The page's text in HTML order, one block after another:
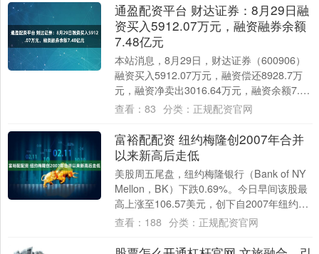
通盈配资平台 财达证券：8月29日融
资买入5912.07万元，融资融券余额
7.48亿元
本站消息，8月29日，财达证券（600906）
融资买入5912.07万元，融资偿还8928.7万
元，融资净卖出3016.64万元，融资余额7.45
亿元，近20个....
查看： 83 分类： 正规配资官网
富裕配配资 纽约梅隆创2007年合并
以来新高后走低
美股周五尾盘，纽约梅隆银行（Bank of NY
Mellon，BK）下跌0.69%。今日早间该股最
高上涨至106.57美元，创下自2007年纽约银
行（BNY）....
查看： 188 分类： 正规配资官网